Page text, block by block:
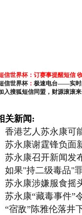
信世界杯： 订赛事提醒短信
信世界杯： 极速电台——实时
入搜狐短信同盟，财源滚滚
关新闻:
香港艺人苏永康可
苏永康谢霆锋负面
苏永康召开新闻发
如果"持二级毒品"
苏永康涉嫌服食摇
苏永康“藏毒事件”
“宿敌”陈雅伦落井